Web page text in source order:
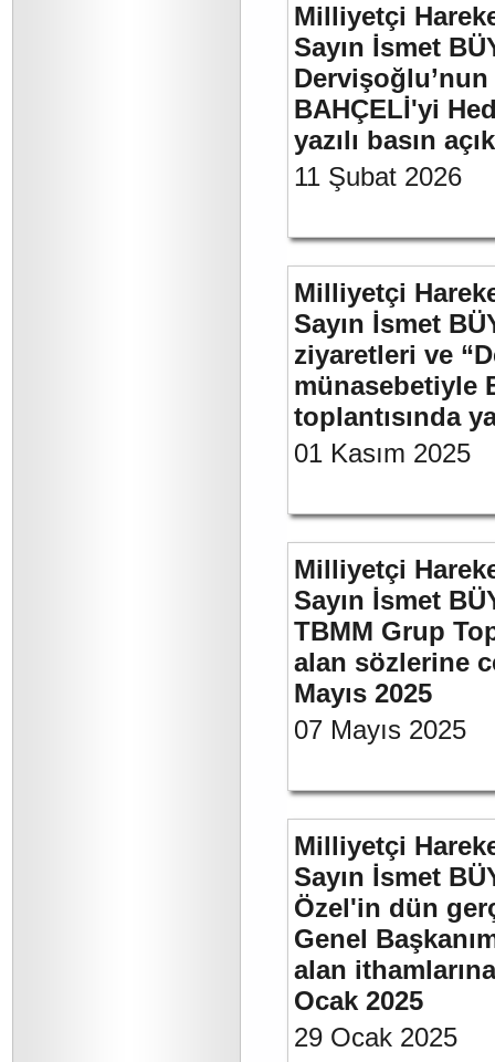
Milliyetçi
Sayın İsmet
Dervişoğlu’nun
BAHÇELİ'yi
yazılı basın
11 Şubat 2026
Milliyetçi
Sayın İsmet
ziyaretleri ve
münasebetiyle
toplantısında
01 Kasım 2025
Milliyetçi
Sayın İsmet
TBMM Grup
alan sözlerine
Mayıs 2025
07 Mayıs 2025
Milliyetçi
Sayın İsmet
Özel'in dün
Genel
alan ithamlarına
Ocak 2025
29 Ocak 2025